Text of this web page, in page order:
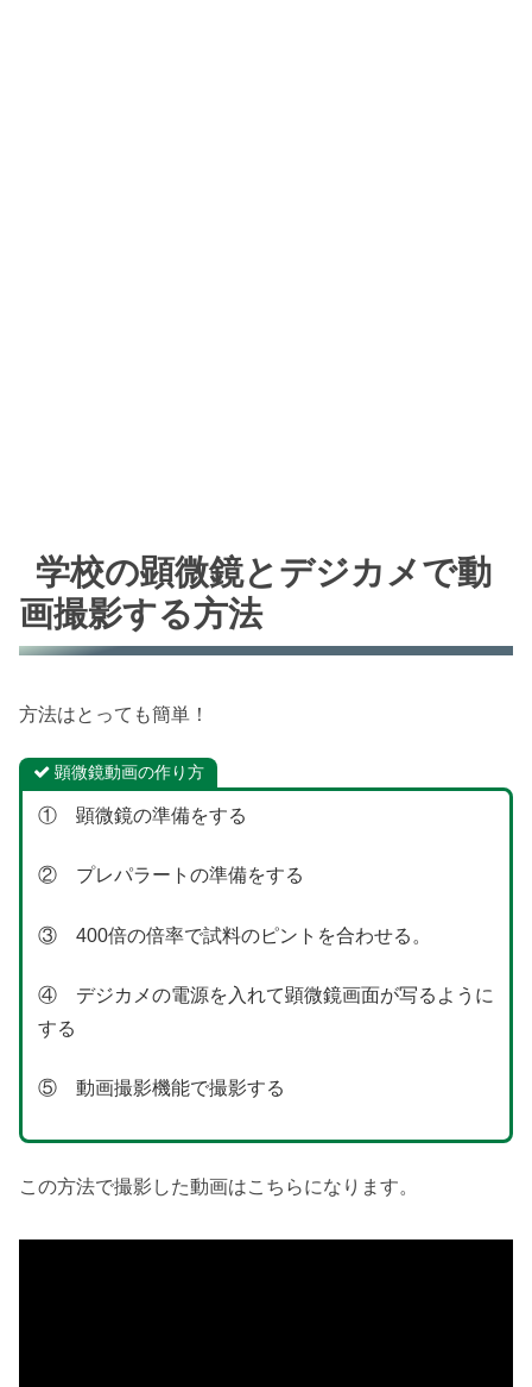
学校の顕微鏡とデジカメで動
画撮影する方法
方法はとっても簡単！
顕微鏡動画の作り方
① 顕微鏡の準備をする
② プレパラートの準備をする
③ 400倍の倍率で試料のピントを合わせる。
④ デジカメの電源を入れて顕微鏡画面が写るように
する
⑤ 動画撮影機能で撮影する
この方法で撮影した動画はこちらになります。